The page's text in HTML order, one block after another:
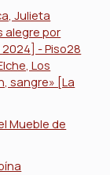
Julieta
alegre por
- Piso28
Los
sangre» [La
Mueble de